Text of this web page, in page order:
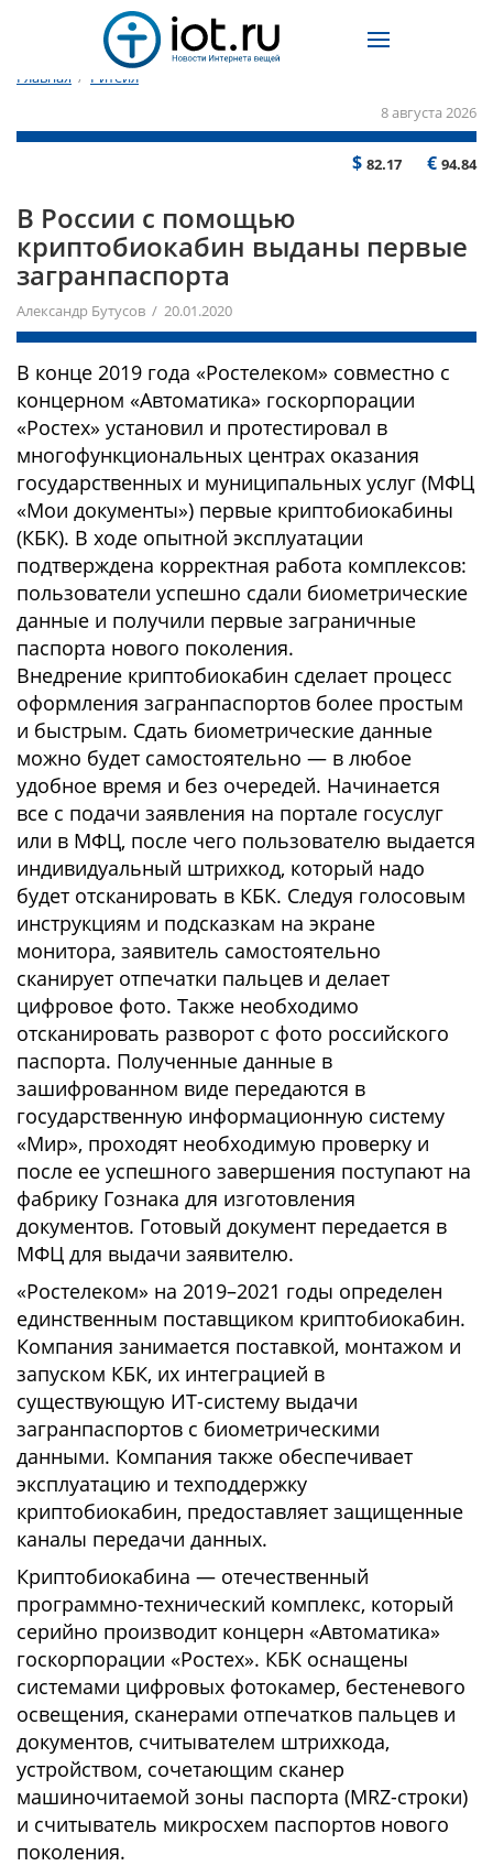
Главная / Ритейл
8 августа 2026
$ 82.17 € 94.84
В России с помощью
криптобиокабин выданы первые
загранпаспорта
Александр Бутусов / 20.01.2020
В конце 2019 года «Ростелеком» совместно с
концерном «Автоматика» госкорпорации
«Ростех» установил и протестировал в
многофункциональных центрах оказания
государственных и муниципальных услуг (МФЦ
«Мои документы») первые криптобиокабины
(КБК). В ходе опытной эксплуатации
подтверждена корректная работа комплексов:
пользователи успешно сдали биометрические
данные и получили первые заграничные
паспорта нового поколения.
Внедрение криптобиокабин сделает процесс
оформления загранпаспортов более простым
и быстрым. Сдать биометрические данные
можно будет самостоятельно — в любое
удобное время и без очередей. Начинается
все с подачи заявления на портале госуслуг
или в МФЦ, после чего пользователю выдается
индивидуальный штрихкод, который надо
будет отсканировать в КБК. Следуя голосовым
инструкциям и подсказкам на экране
монитора, заявитель самостоятельно
сканирует отпечатки пальцев и делает
цифровое фото. Также необходимо
отсканировать разворот с фото российского
паспорта. Полученные данные в
зашифрованном виде передаются в
государственную информационную систему
«Мир», проходят необходимую проверку и
после ее успешного завершения поступают на
фабрику Гознака для изготовления
документов. Готовый документ передается в
МФЦ для выдачи заявителю.
«Ростелеком» на 2019–2021 годы определен
единственным поставщиком криптобиокабин.
Компания занимается поставкой, монтажом и
запуском КБК, их интеграцией в
существующую ИТ-систему выдачи
загранпаспортов с биометрическими
данными. Компания также обеспечивает
эксплуатацию и техподдержку
криптобиокабин, предоставляет защищенные
каналы передачи данных.
Криптобиокабина — отечественный
программно-технический комплекс, который
серийно производит концерн «Автоматика»
госкорпорации «Ростех». КБК оснащены
системами цифровых фотокамер, бестеневого
освещения, сканерами отпечатков пальцев и
документов, считывателем штрихкода,
устройством, сочетающим сканер
машиночитаемой зоны паспорта (MRZ-строки)
и считыватель микросхем паспортов нового
поколения.